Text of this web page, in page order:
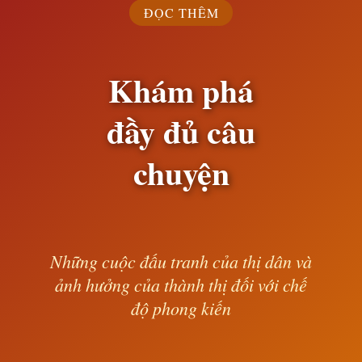
— Lê Anh —
ĐỌC THÊM
Khám phá
đầy đủ câu
chuyện
Những cuộc đấu tranh của thị dân và
ảnh hưởng của thành thị đối với chế
độ phong kiến